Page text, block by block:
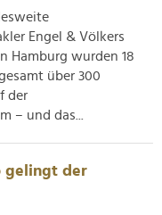
mit
bereitgestellt
Nutzung der Dienste
Engel & Völkers
Hamburg wurden 18
über 300
der
– und das...
gelingt der